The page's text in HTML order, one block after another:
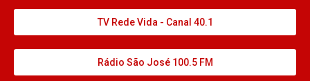
TV Rede Vida - Canal 40.1
Rádio São José 100.5 FM